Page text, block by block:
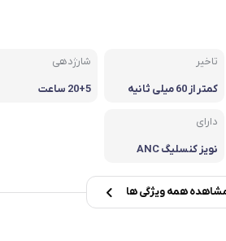
تاخیر
کمتر از 60 میلی ثانیه
شارژدهی
20+5 ساعت
دارای
نویز کنسلیگ ANC
همه ویژگی ها